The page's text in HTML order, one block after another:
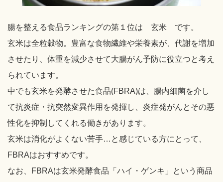
腸を整える食品ランキングの第１位は 玄米 です。
玄米は全粒穀物。豊富な食物繊維や栄養素が、代謝を増加
させたり、体重を減少させて大腸がん予防に役立つと考え
られています。
中でも玄米を発酵させた食品(FBRA)は、腸内細菌を介し
て抗炎症・抗突然変異作用を発揮し、炎症発がんとその悪
性化を抑制してくれる働きがあります。
玄米は消化がよくない苦手…と感じている方にとって、
FBRAはおすすめです。
なお、FBRAは玄米発酵食品「ハイ・ゲンキ」という商品